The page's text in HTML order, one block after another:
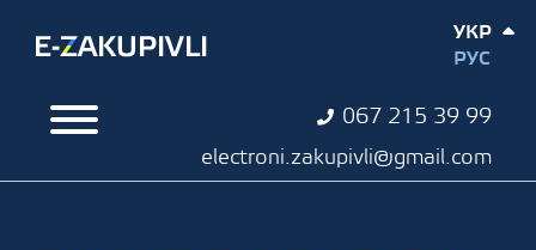
067 215 39 99
electroni.zakupivli@gmail.com
УКР
РУС